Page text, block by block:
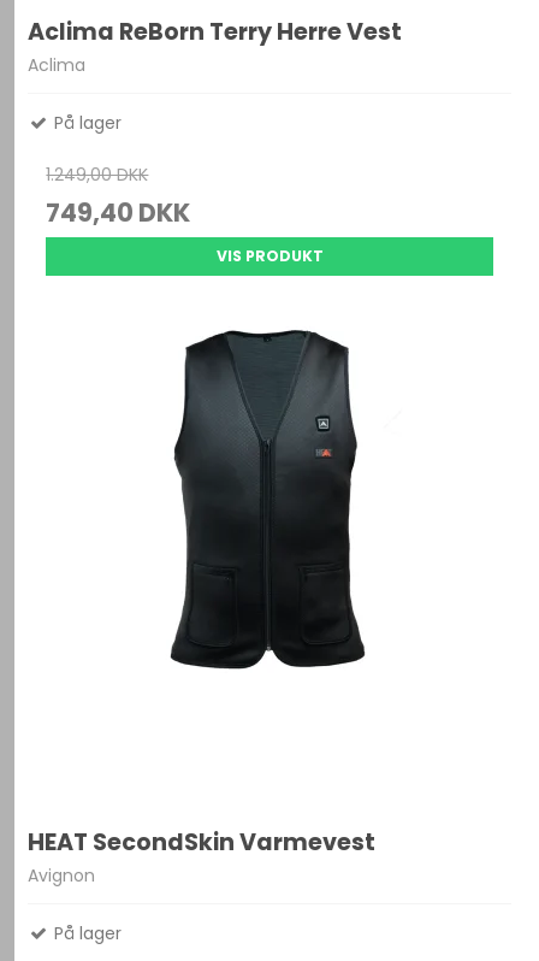
Aclima ReBorn Terry Herre Vest
Aclima
På lager
1.249,00 DKK
749,40 DKK
VIS PRODUKT
HEAT SecondSkin Varmevest
Avignon
På lager